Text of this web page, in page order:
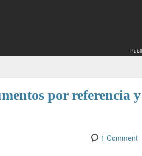
Publi
por referencia y
1 Comment